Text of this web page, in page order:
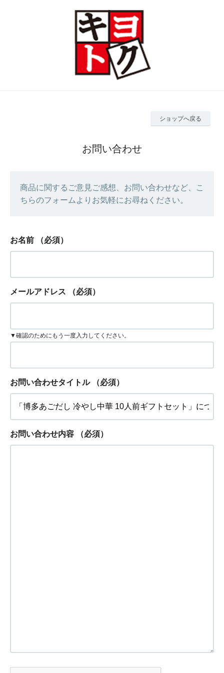
ショップへ戻る
お問い合わせ
商品に関するご意見ご感想、お問い合わせなど、こ
ちらのフォームよりお気軽にお尋ねください。
お名前 （必須）
メールアドレス （必須）
▼確認のためにもう一度入力してください。
お問い合わせタイトル （必須）
お問い合わせ内容 （必須）